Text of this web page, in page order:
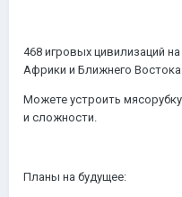
468 игровых цивилизаций
Африки и Ближнего
Можете устроить
и сложности.
Планы на будущее: